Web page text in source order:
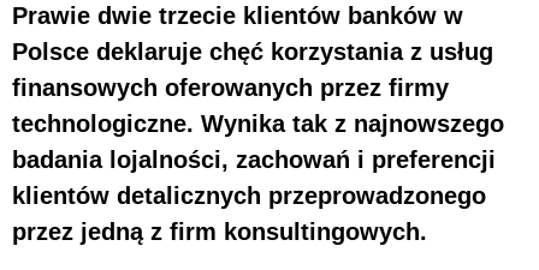
Prawie dwie trzecie klientów banków w
Polsce deklaruje chęć korzystania z usług
finansowych oferowanych przez firmy
technologiczne. Wynika tak z najnowszego
badania lojalności, zachowań i preferencji
klientów detalicznych przeprowadzonego
przez jedną z firm konsultingowych.